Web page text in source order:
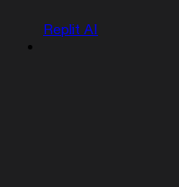
Replit AI